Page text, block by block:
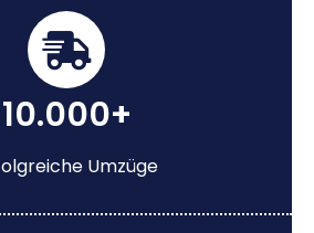
10.000+
Umzüge